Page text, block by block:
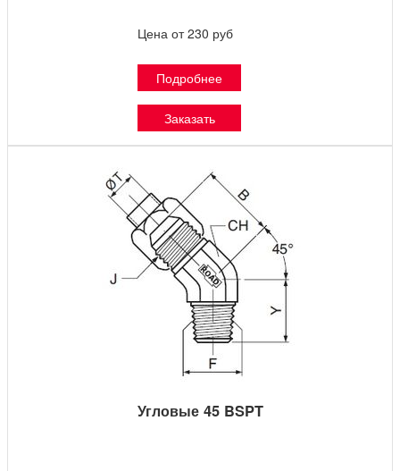
Цена от 230 руб
Подробнее
Заказать
Угловые 45 BSPT